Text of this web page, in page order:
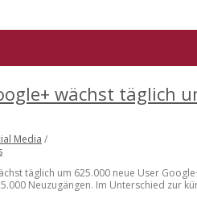
wächst täglich
Media /
täglich um 625.000 neue User
Neuzugängen. Im Unterschied zur